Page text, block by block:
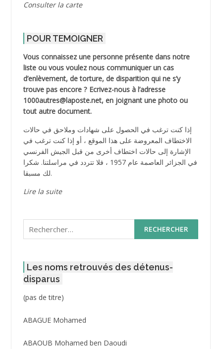
Consulter la carte
POUR TEMOIGNER
Vous connaissez une personne présente dans notre
liste ou vous voulez nous communiquer un cas
d’enlèvement, de torture, de disparition qui ne s’y
trouve pas encore ? Ecrivez-nous à l’adresse
1000autres@laposte.net, en joignant une photo ou
tout autre document.
إذا كنت ترغب في الحصول على شهادات وملاحق في حالات
الاختطاف المعروضة على هذا الموقع ، أو إذا كنت ترغب في
الإشارة إلى حالات اختطاف أخرى من قبل الجيش الفرنسي
في الجزائر العاصمة عام 1957 ، فلا تتردد في مراسلتنا. شكرا
لك مسبقا.
Lire la suite
Rechercher :
Les noms retrouvés des détenus-
disparus
(pas de titre)Post
3416
ABAGUE Mohamed
ABAOUB Mohamed ben Daoudi